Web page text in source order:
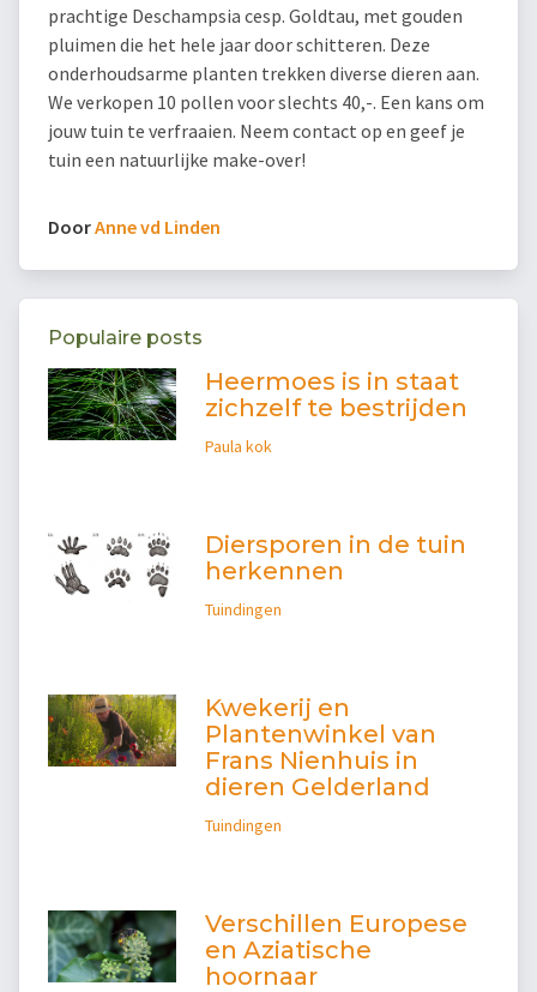
prachtige Deschampsia cesp. Goldtau, met gouden
pluimen die het hele jaar door schitteren. Deze
onderhoudsarme planten trekken diverse dieren aan.
We verkopen 10 pollen voor slechts 40,-. Een kans om
jouw tuin te verfraaien. Neem contact op en geef je
tuin een natuurlijke make-over!
DoorAnne vd Linden
Populaire posts
Heermoes is in staat
zichzelf te bestrijden
Paula kok
Diersporen in de tuin
herkennen
Tuindingen
Kwekerij en
Plantenwinkel van
Frans Nienhuis in
dieren Gelderland
Tuindingen
Verschillen Europese
en Aziatische
hoornaar